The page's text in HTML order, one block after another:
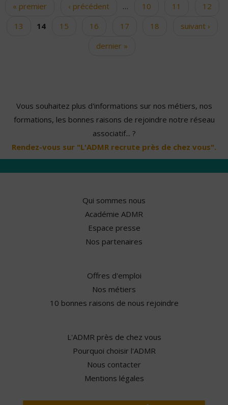
Pages
« premier ‹ précédent … 10 11
12
13
14 15 16 17 18
suivant ›
dernier »
Vous souhaitez plus d'informations sur nos métiers, nos
formations, les bonnes raisons de rejoindre notre réseau
associatif... ?
Rendez-vous sur "L'ADMR recrute près de chez vous".
Qui sommes nous
Académie ADMR
Espace presse
Nos partenaires
Offres d'emploi
Nos métiers
10 bonnes raisons de nous rejoindre
L'ADMR près de chez vous
Pourquoi choisir l'ADMR
Nous contacter
Mentions légales